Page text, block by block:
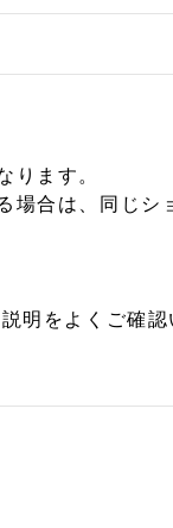
ります。
場合は、同じシ
明をよくご確認